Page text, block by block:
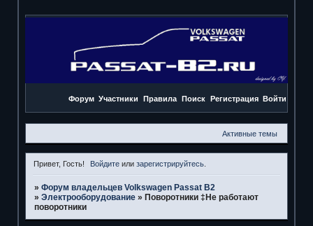
Форум Участники Правила Поиск Регистрация Войти
Активные темы
Привет, Гость! Войдите илизарегистрируйтесь
» Форум владельцев Volkswagen Passat B2
» Электрооборудование » Поворотники ‡Не работают
поворотники